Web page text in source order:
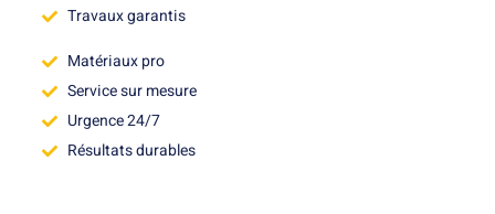
Travaux garantis
Matériaux pro
Service sur mesure
Urgence 24/7
Résultats durables